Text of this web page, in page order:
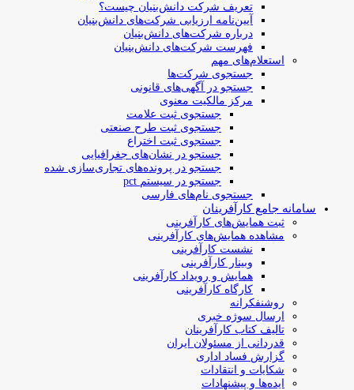
تعریف شرکت دانش‌بنیان چیست؟
آیین‌نامه ارزیابی شرکت‌های دانش‌بنیان
درباره شرکت‌های دانش‌بنیان
فهرست شرکت‌های دانش‌بنیان
استعلام‌های مهم
جستجوی شرکت‌ها
جستجو در آگهی‌های قانونی
مرکز مالکیت معنوی
جستجوی ثبت علامت
جستجوی ثبت طرح صنعتی
جستجوی ثبت اختراع
جستجو در نشان‌های جغرافیایی
جستجو در پرونده‌های تجاری‌سازی شده
جستجو در سیستم pct
جستجوی نام‌های فارسی
سامانه جامع کارآفرینان
ثبت همایش‌های کارآفرینی
مشاهده همایش‌های کارآفرینی
نشست کارآفرینی
وبینار کارآفرینی
همایش و رویداد کارآفرینی
کارگاه کارآفرینی
روشنفکرانه
ارسال سوژه‌ خبری
تالیف کتاب کارآفرینان
قدردانی از مسئولان ایران
گزارش فساد اداری
شکایات و انتقادات
ایده‌ها و پیشنهادات